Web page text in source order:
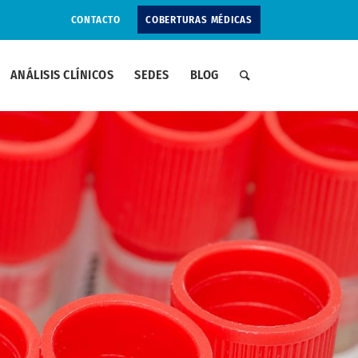
CONTACTO COBERTURAS MÉDICAS
ANÁLISIS CLÍNICOS SEDES BLOG